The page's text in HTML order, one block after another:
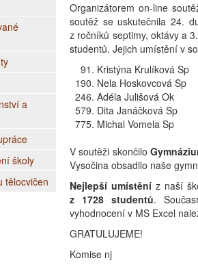
a
školy
tělocvičen
Organizátorem on-line
soutěž se uskutečnila 24.
z ročníků septimy, oktávy a
studentů. Jejich umístění v
91. Kristýna Krulíková Sp
190. Nela Hoskovcová Sp
246. Adéla Julišová Ok
579. Dita Janáčková Sp
775. Michal Vomela Sp
V soutěži skončilo
Vysočina obsadilo naše
Nejlepší umístěníz naší
z 1728 studentů.
vyhodnocení v MS Excel
GRATULUJEME!
Komise nj